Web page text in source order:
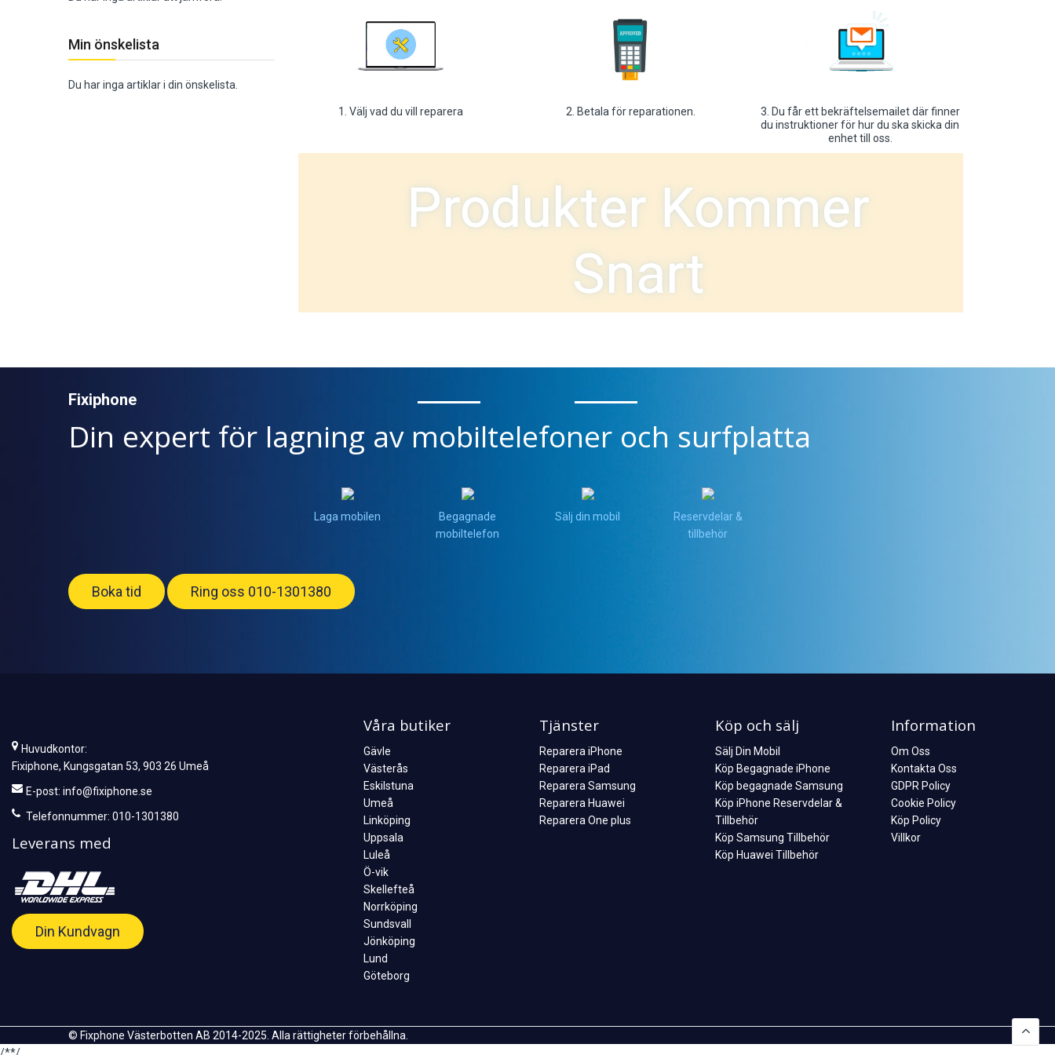
Min önskelista
Du har inga artiklar i din önskelista.
1. Välj vad du vill reparera 2. Betala för reparationen.
3. Du får ett bekräftelsemailet där finner
du instruktioner för hur du ska skicka din
enhet till oss.
Fixiphone
Din expert för lagning av mobiltelefoner och surfplatta
Laga mobilen
Begagnade
mobiltelefon
Sälj din mobil
Reservdelar &
tillbehör
Boka tid Ring oss 010-1301380
Huvudkontor:
Fixiphone, Kungsgatan 53, 903 26 Umeå
E-post: info@fixiphone.se
Telefonnummer: 010-1301380
Leverans med
Din Kundvagn
Våra butiker
Gävle
Västerås
Eskilstuna
Umeå
Linköping
Uppsala
Luleå
Ö-vik
Skellefteå
Norrköping
Sundsvall
Jönköping
Lund
Göteborg
Tjänster
Reparera iPhone
Reparera iPad
Reparera Samsung
Reparera Huawei
Reparera One plus
Köp och sälj
Sälj Din Mobil
Köp Begagnade iPhone
Köp begagnade Samsung
Köp iPhone Reservdelar &
Tillbehör
Köp Samsung Tillbehör
Köp Huawei Tillbehör
Information
Om Oss
Kontakta Oss
GDPR Policy
Cookie Policy
Köp Policy
Villkor
© Fixphone Västerbotten AB 2014-2025. Alla rättigheter förbehållna.